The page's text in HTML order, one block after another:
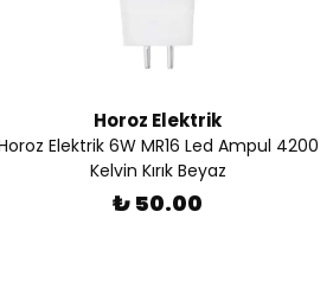
Horoz Elektrik
Elektrik 6W MR16 Led Ampul 4200
Kelvin Kırık Beyaz
₺ 50.00